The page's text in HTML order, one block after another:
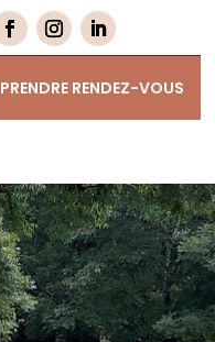
PRENDRE RENDEZ-VOUS